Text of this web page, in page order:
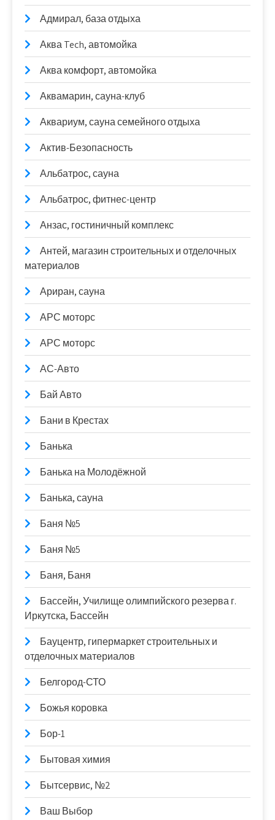
Адмирал, база отдыха
Аква Tech, автомойка
Аква комфорт, автомойка
Аквамарин, сауна-клуб
Аквариум, сауна семейного отдыха
Актив-Безопасность
Альбатрос, сауна
Альбатрос, фитнес-центр
Анзас, гостиничный комплекс
Антей, магазин строительных и отделочных
материалов
Ариран, сауна
АРС моторс
АРС моторс
АС-Авто
Бай Авто
Бани в Крестах
Банька
Банька на Молодёжной
Банька, сауна
Баня №5
Баня №5
Баня, Баня
Бассейн, Училище олимпийского резерва г.
Иркутска, Бассейн
Бауцентр, гипермаркет строительных и
отделочных материалов
Белгород-СТО
Божья коровка
Бор-1
Бытовая химия
Бытсервис, №2
Ваш Выбор